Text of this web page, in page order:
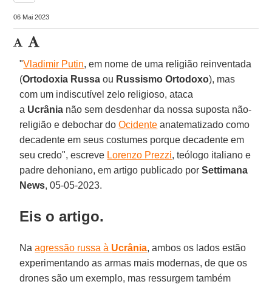
06 Mai 2023
"Vladimir Putin, em nome de uma religião reinventada
(Ortodoxia Russaou Russismo Ortodoxo), mas
com um indiscutível zelo religioso, ataca
a Ucrânia não sem desdenhar da nossa suposta não-
religião e debochar doOcidente anatematizado como
decadente em seus costumes porque decadente em
seu credo", escreve Lorenzo Prezzi, teólogo italiano e
padre dehoniano, em artigo publicado por Settimana
News, 05-05-2023.
Eis o artigo.
Naagressão russa à Ucrânia, ambos os lados estão
experimentando as armas mais modernas, de que os
drones são um exemplo, mas ressurgem também